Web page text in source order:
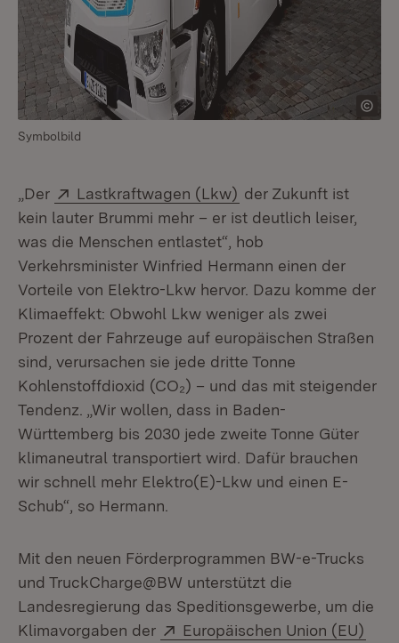
Symbolbild
„Der Extern:
Lastkraftwagen (Lkw) (Öffnet in neuem
der Zukunft ist
kein lauter Brummi mehr – er ist deutlich leiser,
was die Menschen entlastet“, hob
Verkehrsminister Winfried Hermann einen der
Vorteile von Elektro-Lkw hervor. Dazu komme der
Klimaeffekt: Obwohl Lkw weniger als zwei
Prozent der Fahrzeuge auf europäischen Straßen
sind, verursachen sie jede dritte Tonne
Kohlenstoffdioxid (CO₂) – und das mit steigender
Tendenz. „Wir wollen, dass in Baden-
Württemberg bis 2030 jede zweite Tonne Güter
klimaneutral transportiert wird. Dafür brauchen
wir schnell mehr Elektro(E)-Lkw und einen E-
Schub“, so Hermann.
Mit den neuen Förderprogrammen BW-e-Trucks
und TruckCharge@BW unterstützt die
Landesregierung das Speditionsgewerbe, um die
Klimavorgaben der
Extern:
Europäischen Union (EU)